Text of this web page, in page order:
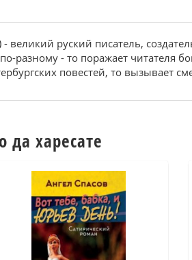
руский писатель,
разному - то поражает читателя
повестей, то вызывает
харесате